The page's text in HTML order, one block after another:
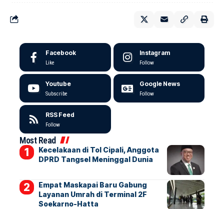
Facebook
Like
Instagram
Follow
Youtube
Subscribe
Google News
Follow
RSS Feed
Follow
Most Read
Kecelakaan di Tol Cipali, Anggota
DPRD Tangsel Meninggal Dunia
Empat Maskapai Baru Gabung
Layanan Umrah di Terminal 2F
Soekarno-Hatta